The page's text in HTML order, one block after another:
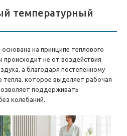
температурный
на принципе теплового
происходит не от воздействия
а благодаря постепенному
тепла, которое выделяет рабочая
поддерживать
колебаний.